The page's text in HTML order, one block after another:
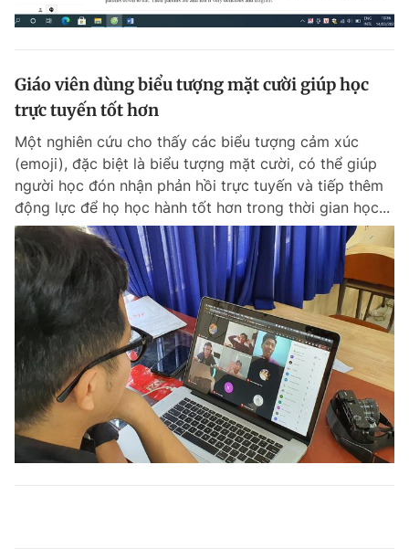
Giáo viên dùng biểu tượng mặt cười giúp học
trực tuyến tốt hơn
Một nghiên cứu cho thấy các biểu tượng cảm xúc
(emoji), đặc biệt là biểu tượng mặt cười, có thể giúp
người học đón nhận phản hồi trực tuyến và tiếp thêm
động lực để họ học hành tốt hơn trong thời gian học...